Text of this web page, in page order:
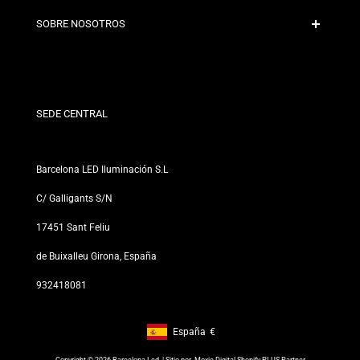
Contacto
SOBRE NOSOTROS
Nuestras Tiendas
SEDE CENTRAL
Barcelona LED Iluminación S.L
C/ Galligants S/N
17451 Sant Feliu
de Buixalleu Girona, España
932418081
Footer: España, €
España €